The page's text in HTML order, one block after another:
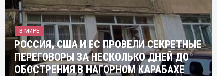
В МИРЕ
РОССИЯ, США И ЕС ПРОВЕЛИ СЕКРЕТНЫЕ
ПЕРЕГОВОРЫ ЗА НЕСКОЛЬКО ДНЕЙ ДО
ОБОСТРЕНИЯ В НАГОРНОМ КАРАБАХЕ